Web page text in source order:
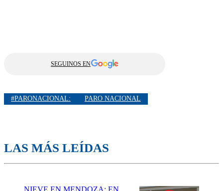
SEGUINOS EN
#PARONACIONAL: PARO NACIONAL
LAS MÁS LEÍDAS
NIEVE EN MENDOZA: EN